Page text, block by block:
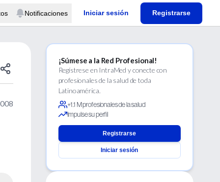
Notificaciones Iniciar sesión Registrarse
¡Súmese a la Red Profesional!
Regístrese en IntraMed y conecte con
profesionales de la salud de toda
Latinoamérica.
+1.1 M profesionales de la salud
Impulse su perfil
Registrarse
Iniciar sesión